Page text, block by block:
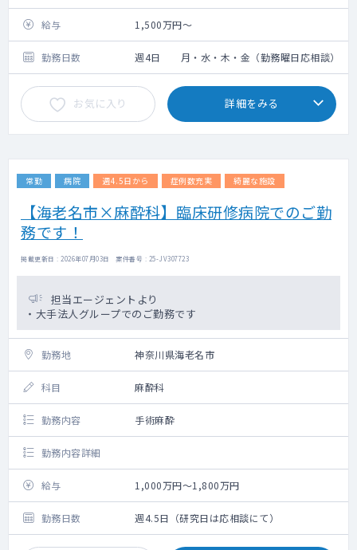
応相談
・当直、オンコールはございません
・担当患者：40名位
※高齢者の全身管理がメインです
※胃ろうの患者は２～３割ほどとなります
・体制：常勤医６名 70代1名 60代1名
50代4名
給与 1,500万円～
勤務日数 週4日 月・水・木・金（勤務曜日応相談）
お気に入り 詳細をみる
常勤 病院 週4.5日から 症例数充実 綺麗な施設
【海老名市×麻酔科】臨床研修病院でのご勤
務です！
掲載更新日 : 2026年07月03日 案件番号 : 25-JV307723
担当エージェントより
・大手法人グループでのご勤務です
勤務地 神奈川県海老名市
科目 麻酔科
勤務内容 手術麻酔
勤務内容詳細
給与 1,000万円～1,800万円
勤務日数 週4.5日（研究日は応相談にて）